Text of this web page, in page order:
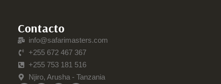
Contacto
info@safarimasters.com
+255 672 467 367
+255 753 181 516
Njiro, Arusha - Tanzania